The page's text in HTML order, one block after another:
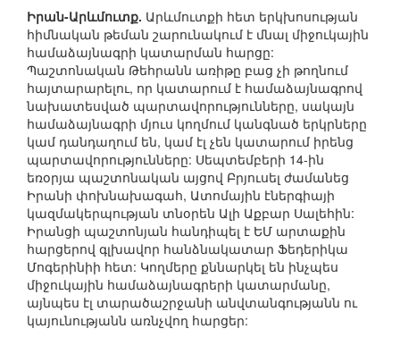
Իրան-Արևմուտք. Արևմուտքի հետ երկխոսության
հիմնական թեման շարունակում է մնալ միջուկային
համաձայնագրի կատարման հարցը:
Պաշտոնական Թեհրանն առիթը բաց չի թողնում
հայտարարելու, որ կատարում է համաձայնագրով
նախատեսված պարտավորությունները, սակայն
համաձայնագրի մյուս կողմում կանգնած երկրները
կամ դանդաղում են, կամ էլ չեն կատարում իրենց
պարտավորությունները: Սեպտեմբերի 14-ին
եռօրյա պաշտոնական այցով Բրյուսել ժամանեց
Իրանի փոխնախագահ, Ատոմային էներգիայի
կազմակերպության տնօրեն Ալի Աքբար Սալեհին:
Իրանցի պաշտոնյան հանդիպել է ԵՄ արտաքին
հարցերով գլխավոր հանձնակատար Ֆեդերիկա
Մոգերինիի հետ: Կողմերը քննարկել են ինչպես
միջուկային համաձայնագրերի կատարմանը,
այնպես էլ տարածաշրջանի անվտանգությանն ու
կայունությանն առնչվող հարցեր: